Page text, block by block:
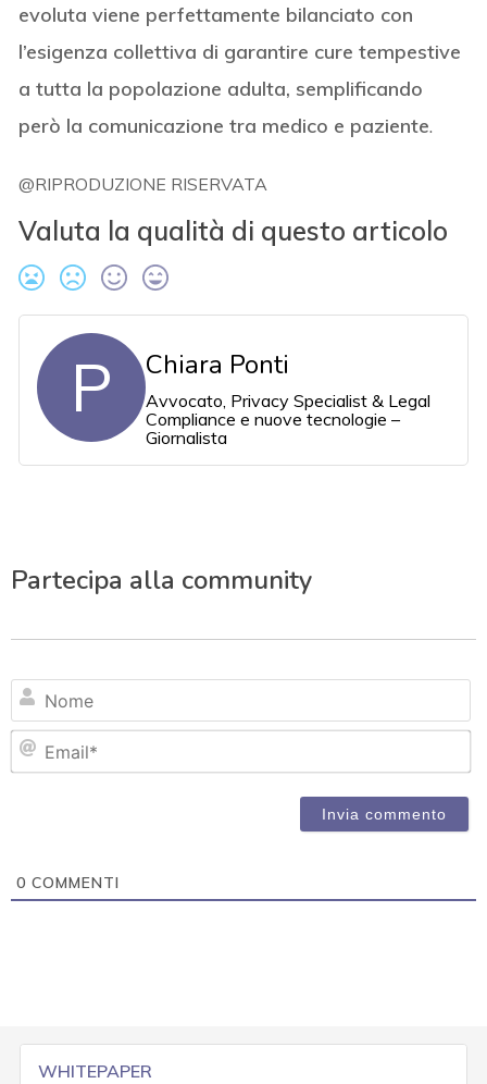
evoluta viene perfettamente bilanciato con
l’esigenza collettiva di garantire cure tempestive
a tutta la popolazione adulta, semplificando
però la comunicazione tra medico e paziente.
@RIPRODUZIONE RISERVATA
Valuta la qualità di questo articolo
P Chiara Ponti
Avvocato, Privacy Specialist & Legal
Compliance e nuove tecnologie –
Giornalista
Partecipa alla community
0 COMMENTI
WHITEPAPER